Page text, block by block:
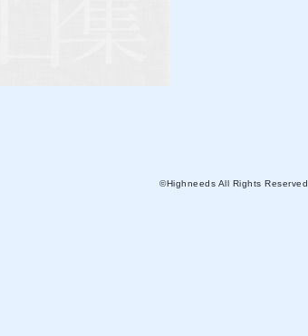
©Highneeds All Rights Reserved.